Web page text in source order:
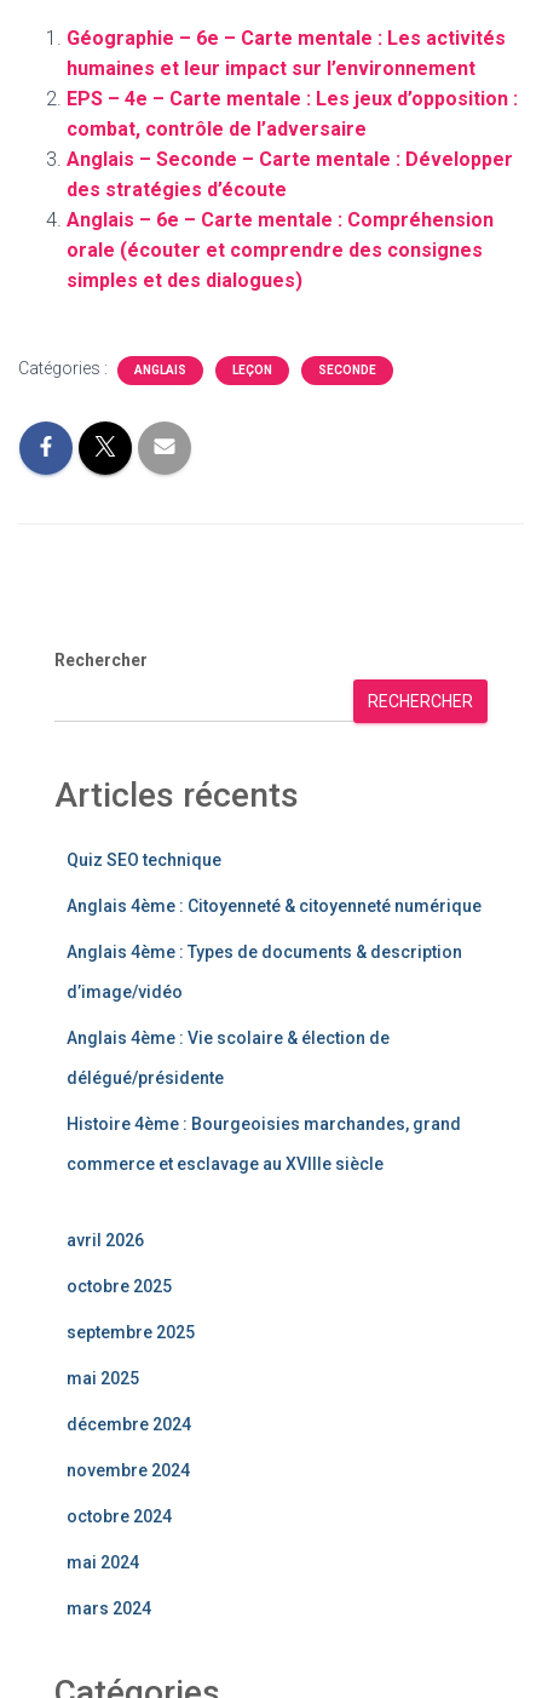
Géographie – 6e – Carte mentale : Les activités
humaines et leur impact sur l’environnement
EPS – 4e – Carte mentale : Les jeux d’opposition :
combat, contrôle de l’adversaire
Anglais – Seconde – Carte mentale : Développer
des stratégies d’écoute
Anglais – 6e – Carte mentale : Compréhension
orale (écouter et comprendre des consignes
simples et des dialogues)
Catégories : ANGLAIS LEÇON SECONDE
Rechercher
RECHERCHER
Articles récents
Quiz SEO technique
Anglais 4ème : Citoyenneté & citoyenneté numérique
Anglais 4ème : Types de documents & description
d’image/vidéo
Anglais 4ème : Vie scolaire & élection de
délégué/présidente
Histoire 4ème : Bourgeoisies marchandes, grand
commerce et esclavage au XVIIIe siècle
avril 2026
octobre 2025
septembre 2025
mai 2025
décembre 2024
novembre 2024
octobre 2024
mai 2024
mars 2024